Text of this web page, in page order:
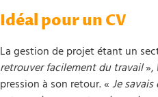
Idéal pour un CV
La gestion de projet étant un
retrouver facilement du travail»,
pression à son retour. « Je savais